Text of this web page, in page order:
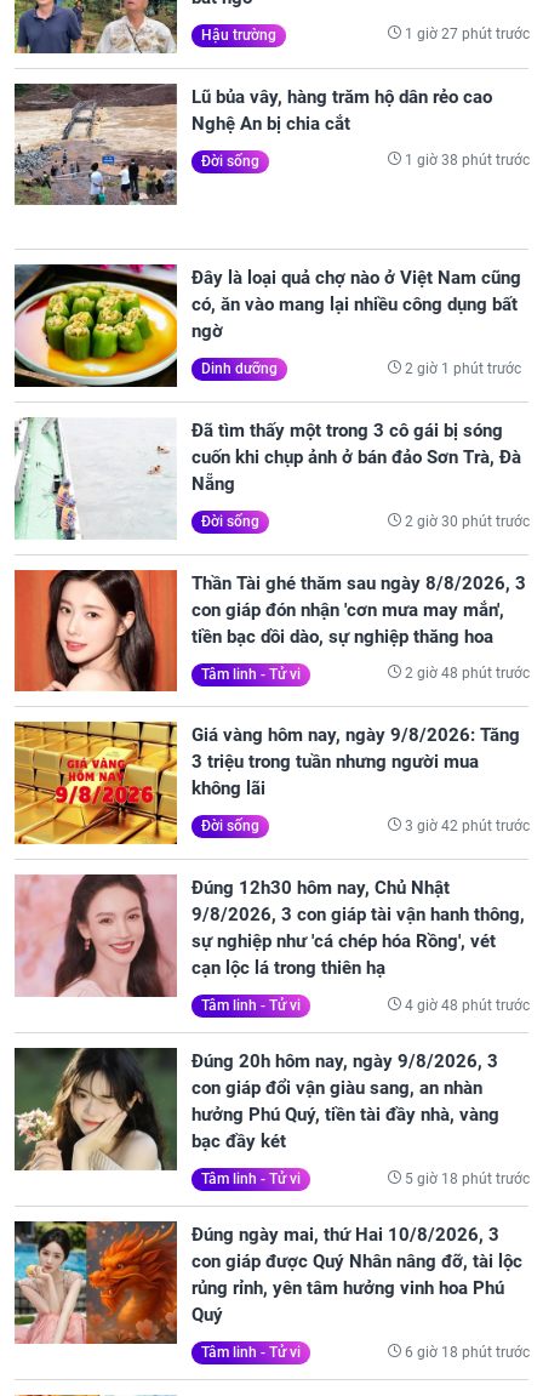
Hậu trường 1 giờ 27 phút trước
Lũ bủa vây, hàng trăm hộ dân rẻo cao
Nghệ An bị chia cắt
Đời sống 1 giờ 38 phút trước
Đây là loại quả chợ nào ở Việt Nam cũng
có, ăn vào mang lại nhiều công dụng bất
ngờ
Dinh dưỡng 2 giờ 1 phút trước
Đã tìm thấy một trong 3 cô gái bị sóng
cuốn khi chụp ảnh ở bán đảo Sơn Trà, Đà
Nẵng
Đời sống 2 giờ 30 phút trước
Thần Tài ghé thăm sau ngày 8/8/2026, 3
con giáp đón nhận 'cơn mưa may mắn',
tiền bạc dồi dào, sự nghiệp thăng hoa
Tâm linh - Tử vi 2 giờ 48 phút trước
Giá vàng hôm nay, ngày 9/8/2026: Tăng
3 triệu trong tuần nhưng người mua
không lãi
Đời sống 3 giờ 42 phút trước
Đúng 12h30 hôm nay, Chủ Nhật
9/8/2026, 3 con giáp tài vận hanh thông,
sự nghiệp như 'cá chép hóa Rồng', vét
cạn lộc lá trong thiên hạ
Tâm linh - Tử vi 4 giờ 48 phút trước
Đúng 20h hôm nay, ngày 9/8/2026, 3
con giáp đổi vận giàu sang, an nhàn
hưởng Phú Quý, tiền tài đầy nhà, vàng
bạc đầy két
Tâm linh - Tử vi 5 giờ 18 phút trước
Đúng ngày mai, thứ Hai 10/8/2026, 3
con giáp được Quý Nhân nâng đỡ, tài lộc
rủng rỉnh, yên tâm hưởng vinh hoa Phú
Quý
Tâm linh - Tử vi 6 giờ 18 phút trước